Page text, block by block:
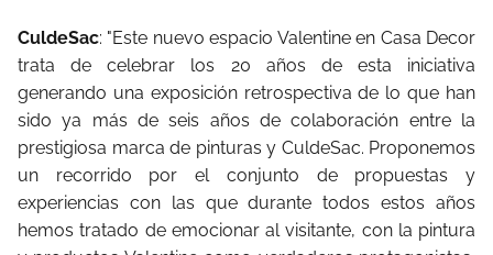
CuldeSac: "Este nuevo espacio Valentine en Casa Decor
trata de celebrar los 20 años de esta iniciativa
generando una exposición retrospectiva de lo que han
sido ya más de seis años de colaboración entre la
prestigiosa marca de pinturas y CuldeSac. Proponemos
un recorrido por el conjunto de propuestas y
experiencias con las que durante todos estos años
hemos tratado de emocionar al visitante, con la pintura